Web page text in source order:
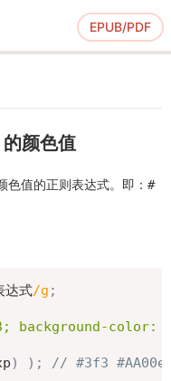
EPUB/PDF
颜色值
色值的正则表达式。即： #
达式/g ;
background-color:
) ) ; // #3f3